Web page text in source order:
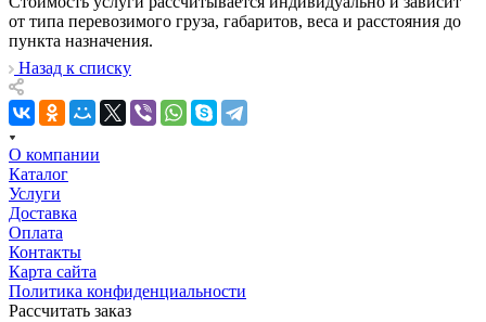
от типа перевозимого груза, габаритов, веса и расстояния до
пункта назначения.
Назад к списку
О компании
Каталог
Услуги
Доставка
Оплата
Контакты
Карта сайта
Политика конфиденциальности
Рассчитать заказ